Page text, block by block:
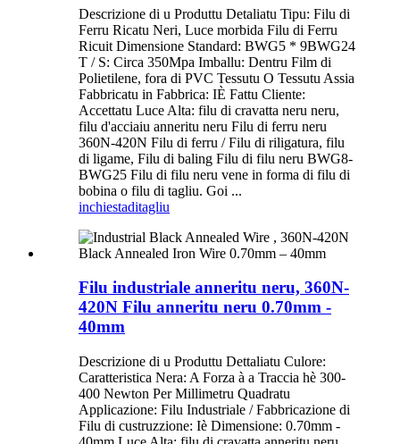
Descrizione di u Produttu Detaliatu Tipu: Filu di
Ferru Ricatu Neri, Luce morbida Filu di Ferru
Ricuit Dimensione Standard: BWG5 * 9BWG24
T / S: Circa 350Mpa Imballu: Dentru Film di
Polietilene, fora di PVC Tessutu O Tessutu Assia
Fabbricatu in Fabbrica: IÈ Fattu Cliente:
Accettatu Luce Alta: filu di cravatta neru neru,
filu d'acciaiu anneritu neru Filu di ferru neru
360N-420N Filu di ferru / Filu di riligatura, filu
di ligame, Filu di baling Filu di filu neru BWG8-
BWG25 Filu di filu neru vene in forma di filu di
bobina o filu di tagliu. Goi ...
inchiestaditagliu
Filu industriale anneritu neru, 360N-
420N Filu anneritu neru 0.70mm -
40mm
Descrizione di u Produttu Dettaliatu Culore:
Caratteristica Nera: A Forza à a Traccia hè 300-
400 Newton Per Millimetru Quadratu
Applicazione: Filu Industriale / Fabbricazione di
Filu di custruzzione: Iè Dimensione: 0.70mm -